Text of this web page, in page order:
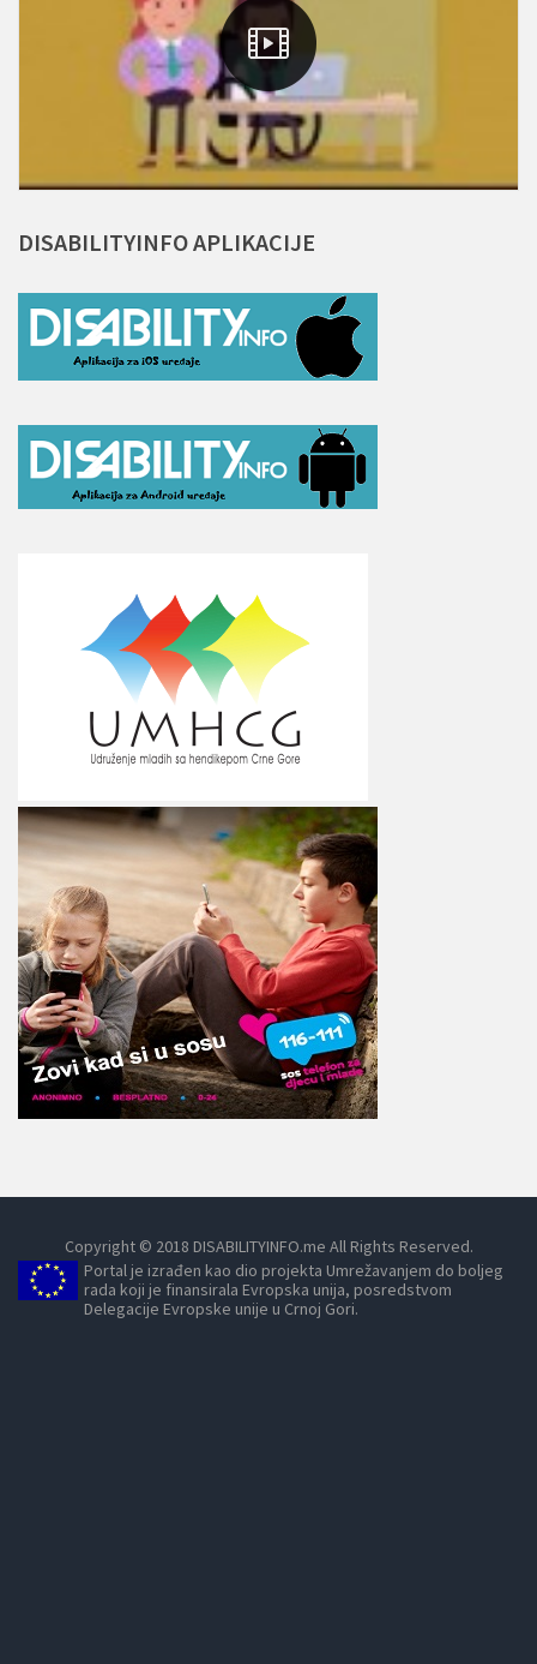
DISABILITYINFOAPLIKACIJE
Copyright © 2018 DISABILITYINFO.me All Rights Reserved.
Portal je izrađen kao dio projekta Umrežavanjem do boljeg
rada koji je finansirala Evropska unija, posredstvom
Delegacije Evropske unije u Crnoj Gori.